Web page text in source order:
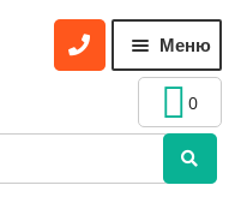
Меню
меню
0